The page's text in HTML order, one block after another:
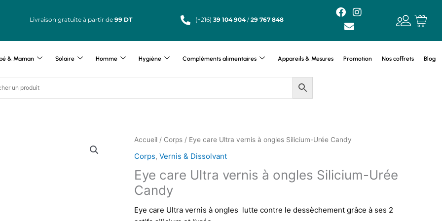
Livraison gratuite à partir de99 DT (+216) 39 104 904/29 767 848
F
a
c
e
o
I
t
g
E
n
v
e
o
& Maman Solaire Homme Hygiène Compléments alimentaires Appareils & Mesures Promotion Nos coffrets Blog
Accueil / Corps / Eye care Ultra vernis à ongles Silicium-Urée Candy
Corps, Vernis & Dissolvant
Eye care Ultra vernis à ongles Silicium-Urée
Candy
Eye care Ultra vernis à ongles lutte contre le dessèchement grâce à ses 2